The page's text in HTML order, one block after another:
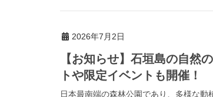
2026年7月2日
【お知らせ】石垣島の自然
トや限定イベントも開催！
日本最南端の森林公園であり、多様な